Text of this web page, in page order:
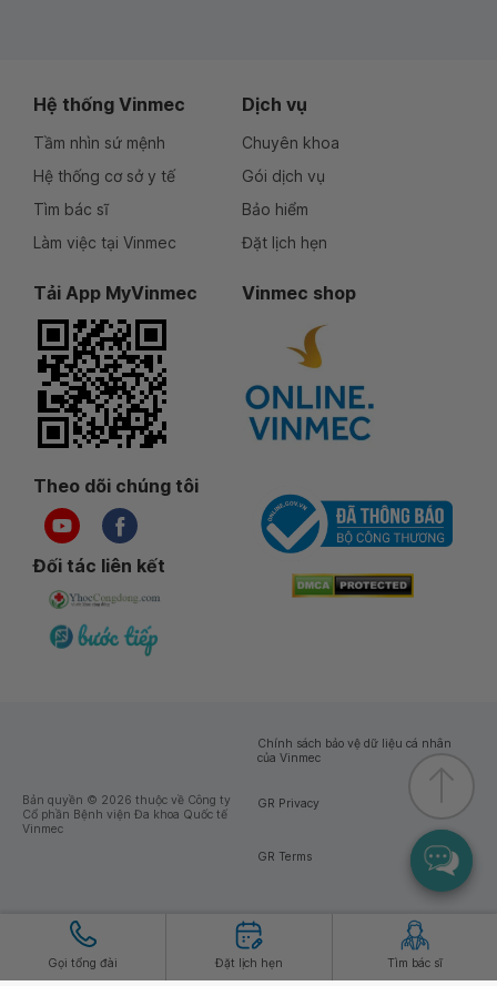
Gọi tổng đài Đặt lịch hẹn Tìm bác sĩ
Hệ thống Vinmec
Tầm nhìn sứ mệnh
Hệ thống cơ sở y tế
Tìm bác sĩ
Làm việc tại Vinmec
Dịch vụ
Chuyên khoa
Gói dịch vụ
Bảo hiểm
Đặt lịch hẹn
Tải App MyVinmec Vinmec shop
Theo dõi chúng tôi
Đối tác liên kết
Bản quyền © 2026 thuộc về Công ty
Cổ phần Bệnh viện Đa khoa Quốc tế
Vinmec
Chính sách bảo vệ dữ liệu cá nhân
của Vinmec
GR Privacy
GR Terms